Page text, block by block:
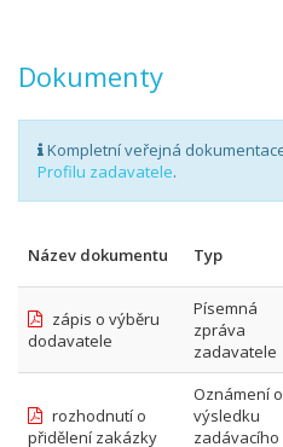
Dokumenty
Kompletní veřejná
Profilu zadavatele.
Název dokumentu Typ
zápis o výběru
dodavatele
Písemná
zpráva
zadavatele
rozhodnutí o
přidělení zakázky
Oznámení o
výsledku
zadávacího